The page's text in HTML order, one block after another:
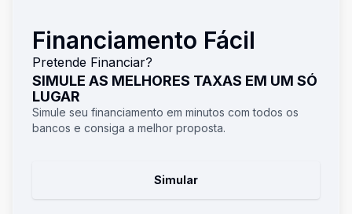
Financiamento Fácil
Pretende Financiar?
SIMULE AS MELHORES TAXAS EM UM SÓ
LUGAR
Simule seu financiamento em minutos com todos os
bancos e consiga a melhor proposta.
Simular